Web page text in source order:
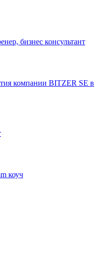
бизнес консультант
компании BITZER SE в
коуч